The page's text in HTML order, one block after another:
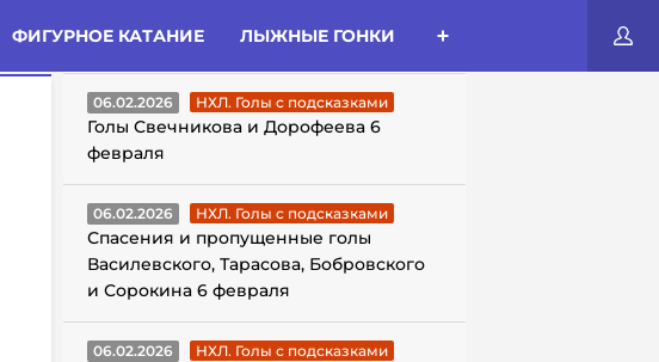
ФИГУРНОЕ КАТАНИЕ ЛЫЖНЫЕ ГОНКИ
ГОЛЫ С ПОДСКАЗКАМИ
06.02.2026 НХЛ. Голы с подсказками
Голы Свечникова и Дорофеева 6
февраля
06.02.2026 НХЛ. Голы с подсказками
Спасения и пропущенные голы
Василевского, Тарасова, Бобровского
и Сорокина 6 февраля
06.02.2026 НХЛ. Голы с подсказками